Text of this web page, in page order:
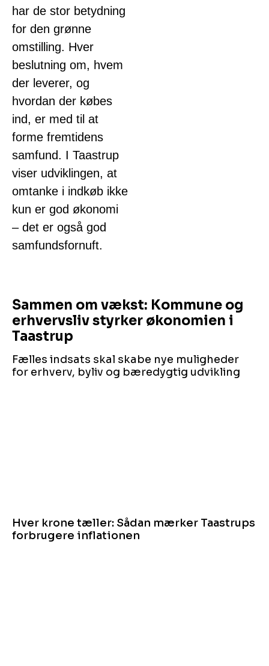
har de stor betydning
for den grønne
omstilling. Hver
beslutning om, hvem
der leverer, og
hvordan der købes
ind, er med til at
forme fremtidens
samfund. I Taastrup
viser udviklingen, at
omtanke i indkøb ikke
kun er god økonomi
– det er også god
samfundsfornuft.
Sammen om vækst: Kommune og
erhvervsliv styrker økonomien i
Taastrup
Fælles indsats skal skabe nye muligheder
for erhverv, byliv og bæredygtig udvikling
Hver krone tæller: Sådan mærker Taastrups
forbrugere inflationen